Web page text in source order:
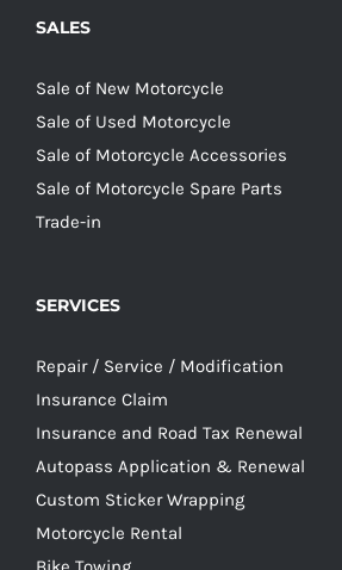
SALES
Sale of New Motorcycle
Sale of Used Motorcycle
Sale of Motorcycle Accessories
Sale of Motorcycle Spare Parts
Trade-in
SERVICES
Repair / Service / Modification
Insurance Claim
Insurance and Road Tax Renewal
Autopass Application & Renewal
Custom Sticker Wrapping
Motorcycle Rental